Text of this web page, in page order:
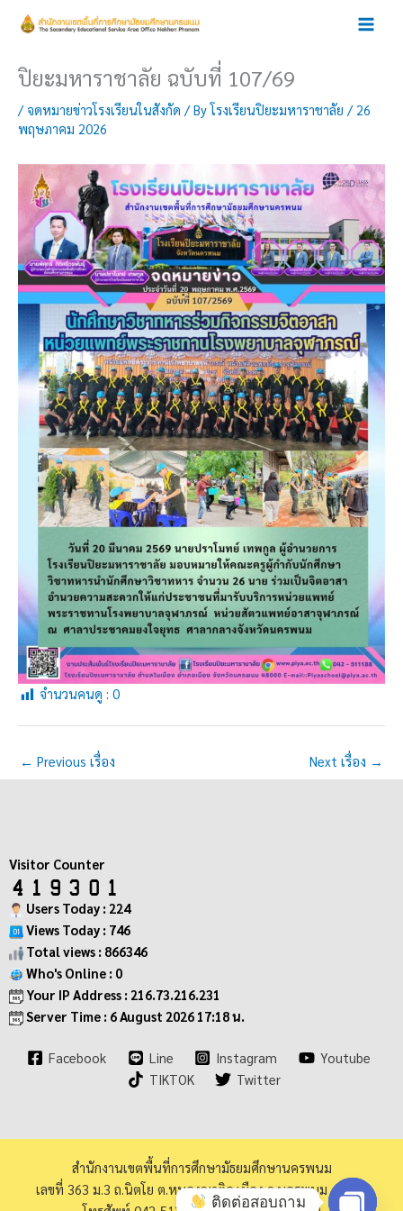
ปิยะมหาราชาลัย ฉบับที่ 107/69
/จดหมายข่าวโรงเรียนในสังกัด / Byโรงเรียนปิยะมหาราชาลัย / 26
พฤษภาคม 2026
จำนวนคนดู : 0
← Previous เรื่อง Next เรื่อง →
Visitor Counter
Users Today : 224
Views Today : 746
Total views : 866346
Who's Online : 0
Your IP Address : 216.73.216.231
Server Time : 6 August 2026 17:18 น.
Facebook Line Instagram
Youtube
TIKTOK
Twitter
สำนักงานเขตพื้นที่การศึกษามัธยมศึกษานครพนม
เลขที่ 363 ม.3 ถ.นิตโย ต.หนองญาติอ.เมือง จ.นครพนม 48000
ติดต่อสอบถาม